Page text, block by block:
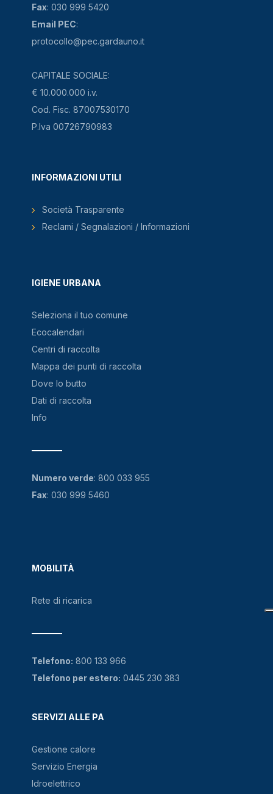
Fax: 030 999 5420
Email PEC:
protocollo@pec.gardauno.it
CAPITALE SOCIALE:
€ 10.000.000 i.v.
Cod. Fisc. 87007530170
P.Iva 00726790983
IGIENE URBANA
Seleziona il tuo comune
Ecocalendari
Centri di raccolta
Mappa dei punti di raccolta
Dove lo butto
Dati di raccolta
Info
MOBILITÀ
Rete di ricarica
SERVIZI ALLE PA
Gestione calore
Servizio Energia
Idroelettrico
INFORMAZIONI UTILI
Società Trasparente
Reclami / Segnalazioni / Informazioni
Numero verde: 800 033 955
Fax: 030 999 5460
Telefono: 800 133 966
Telefono per estero: 0445 230 383